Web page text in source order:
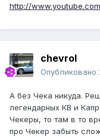
http://
chevrol
Опубликовано
А без Чека никуда.
легендарных КВ и
Чекеры, то там в то
про Чекер забыть